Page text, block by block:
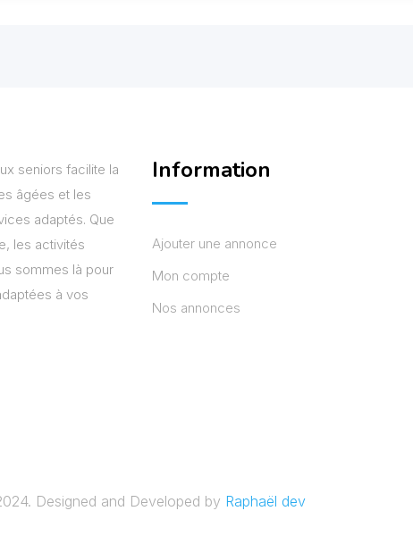
seniors facilite la
âgées et les
adaptés. Que
les activités
sommes là pour
à vos
Information
Ajouter une annonce
Mon compte
Nos annonces
Designed and Developed by Raphaël dev